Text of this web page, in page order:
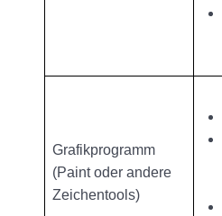
Grafikprogramm
(Paint oder andere
Zeichentools)